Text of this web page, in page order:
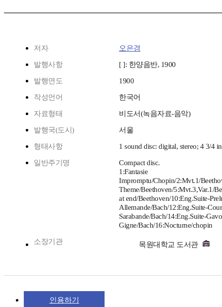
저자 오은경
발행사항 [ ]: 한양음반, 1900
발행연도 1900
작성언어 한국어
자료형태 비도서(녹음자료-음악)
발행국(도시) 서울
형태사항 1 sound disc: digital, stereo; 4 3/4
일반주기명
Compact disc.
1:Fantasie
Impromptu/Chopin/2:Mvt.1/
Theme/Beethoven/5:Mvt.3,Var.1/
at end/Beethoven/10:Eng.Suite-
Allemande/Bach/12:Eng.Suite-
Sarabande/Bach/14:Eng.Suite-
Gigne/Bach/16:Nocturne/chopin
소장기관 목원대학교 도서관
인용하기